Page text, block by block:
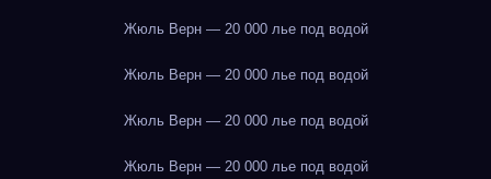
Жюль Верн — 20 000 лье под водой
Жюль Верн — 20 000 лье под водой
Жюль Верн — 20 000 лье под водой
Жюль Верн — 20 000 лье под водой